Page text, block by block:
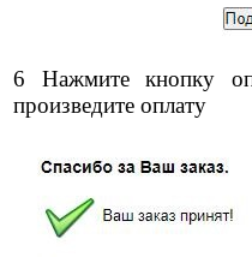
6 Нажмите кнопку
произведите оплату